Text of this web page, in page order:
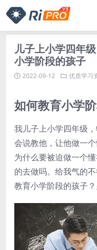
儿子上小学四年
小学阶段的孩子
2022-09-12 优质学习
如何教育小学
我儿子上小学四年级
会说教他，让他做一
为什么要被迫做一个
的去做吗。给我气的
教育小学阶段的孩子？